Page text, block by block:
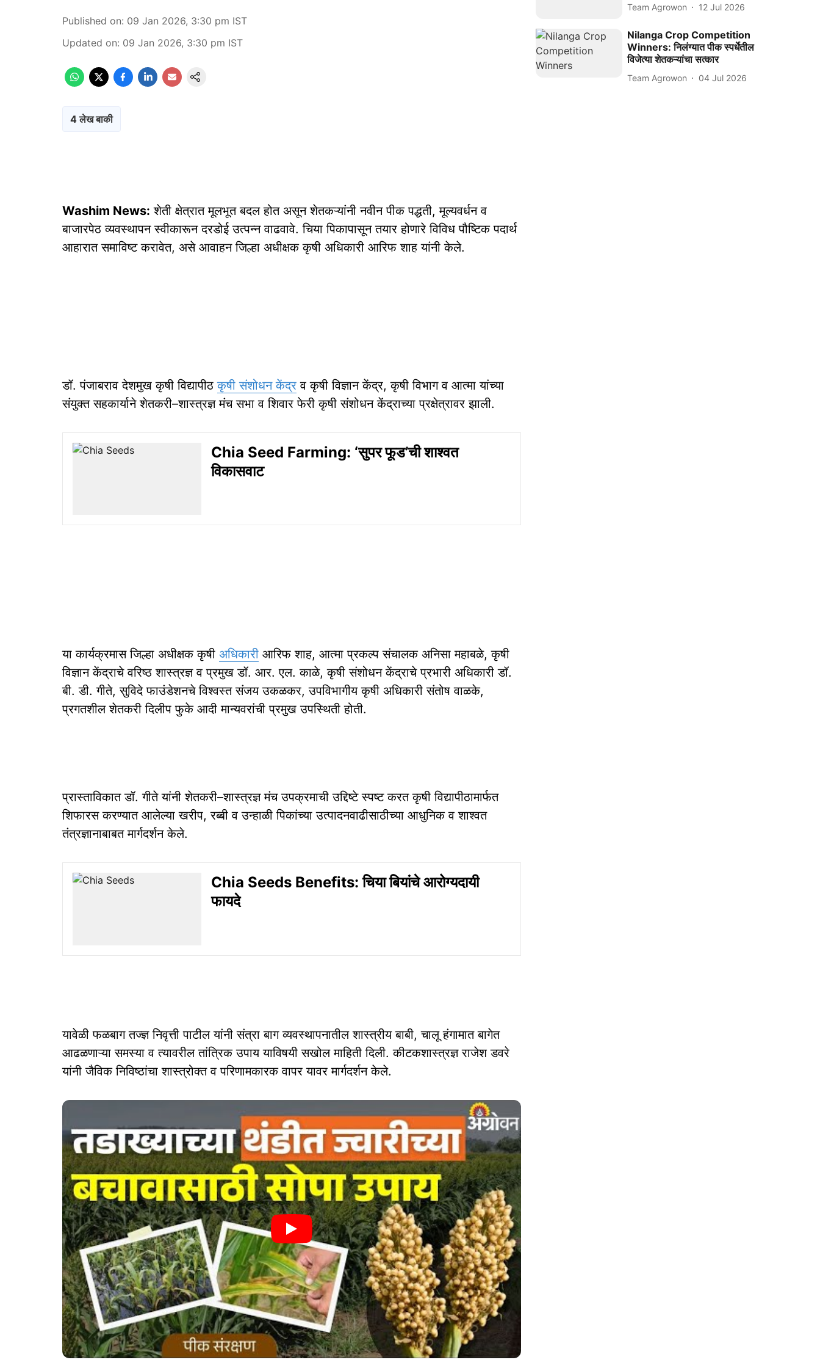
Published on: 09 Jan 2026, 3:30 pm IST
Updated on: 09 Jan 2026, 3:30 pm IST
4 लेख बाकी
Washim News: शेती क्षेत्रात मूलभूत बदल होत असून शेतकऱ्यांनी नवीन पीक पद्धती, मूल्यवर्धन व
बाजारपेठ व्यवस्थापन स्वीकारून दरडोई उत्पन्न वाढवावे. चिया पिकापासून तयार होणारे विविध पौष्टिक पदार्थ
आहारात समाविष्ट करावेत, असे आवाहन जिल्हा अधीक्षक कृषी अधिकारी आरिफ शाह यांनी केले.
डॉ. पंजाबराव देशमुख कृषी विद्यापीठकृषी संशोधन केंद्र व कृषी विज्ञान केंद्र, कृषी विभाग व आत्मा यांच्या
संयुक्त सहकार्याने शेतकरी–शास्त्रज्ञ मंच सभा व शिवार फेरी कृषी संशोधन केंद्राच्या प्रक्षेत्रावर झाली.
Chia Seed Farming: ‘सुपर फूड’ची शाश्वत
विकासवाट
या कार्यक्रमास जिल्हा अधीक्षक कृषी अधिकारी आरिफ शाह, आत्मा प्रकल्प संचालक अनिसा महाबळे, कृषी
विज्ञान केंद्राचे वरिष्ठ शास्त्रज्ञ व प्रमुख डॉ. आर. एल. काळे, कृषी संशोधन केंद्राचे प्रभारी अधिकारी डॉ.
बी. डी. गीते, सुविदे फाउंडेशनचे विश्वस्त संजय उकळकर, उपविभागीय कृषी अधिकारी संतोष वाळके,
प्रगतशील शेतकरी दिलीप फुके आदी मान्यवरांची प्रमुख उपस्थिती होती.
प्रास्ताविकात डॉ. गीते यांनी शेतकरी–शास्त्रज्ञ मंच उपक्रमाची उद्दिष्टे स्पष्ट करत कृषी विद्यापीठामार्फत
शिफारस करण्यात आलेल्या खरीप, रब्बी व उन्हाळी पिकांच्या उत्पादनवाढीसाठीच्या आधुनिक व शाश्वत
तंत्रज्ञानाबाबत मार्गदर्शन केले.
Chia Seeds Benefits: चिया बियांचे आरोग्यदायी
फायदे
यावेळी फळबाग तज्ज्ञ निवृत्ती पाटील यांनी संत्रा बाग व्यवस्थापनातील शास्त्रीय बाबी, चालू हंगामात बागेत
आढळणाऱ्या समस्या व त्यावरील तांत्रिक उपाय याविषयी सखोल माहिती दिली. कीटकशास्त्रज्ञ राजेश डवरे
यांनी जैविक निविष्ठांचा शास्त्रोक्त व परिणामकारक वापर यावर मार्गदर्शन केले.
Team Agrowon 12 Jul 2026
Nilanga Crop Competition
Winners: निलंग्यात पीक स्पर्धेतील
विजेत्या शेतकऱ्यांचा सत्कार
Team Agrowon 04 Jul 2026